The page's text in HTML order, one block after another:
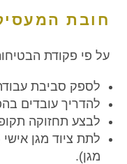
חובת
על פי פקודת
לספק סביבת
להדריך עובדים
לבצע תחזוקה
לתת ציוד מגן
מגן).